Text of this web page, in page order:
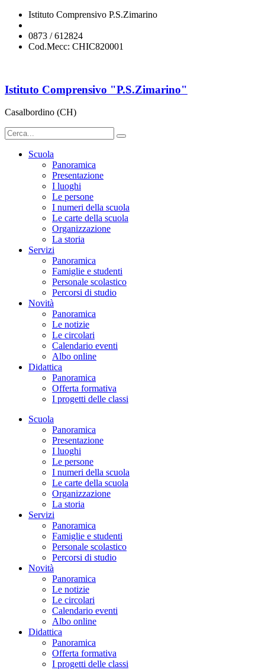
Istituto Comprensivo P.S.Zimarino
0873 / 612824
Cod.Mecc: CHIC820001
Istituto Comprensivo "P.S.Zimarino"
Casalbordino (CH)
Scuola
Panoramica
Presentazione
I luoghi
Le persone
I numeri della scuola
Le carte della scuola
Organizzazione
La storia
Servizi
Panoramica
Famiglie e studenti
Personale scolastico
Percorsi di studio
Novità
Panoramica
Le notizie
Le circolari
Calendario eventi
Albo online
Didattica
Panoramica
Offerta formativa
I progetti delle classi
Scuola
Panoramica
Presentazione
I luoghi
Le persone
I numeri della scuola
Le carte della scuola
Organizzazione
La storia
Servizi
Panoramica
Famiglie e studenti
Personale scolastico
Percorsi di studio
Novità
Panoramica
Le notizie
Le circolari
Calendario eventi
Albo online
Didattica
Panoramica
Offerta formativa
I progetti delle classi